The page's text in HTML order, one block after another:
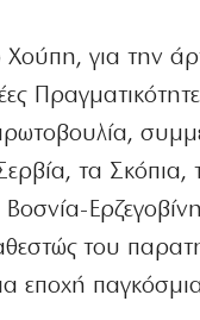
για την
τα Σκόπια,
του
εποχή